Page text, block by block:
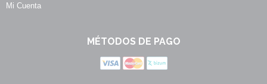
Mi Cuenta
MÉTODOS DE PAGO